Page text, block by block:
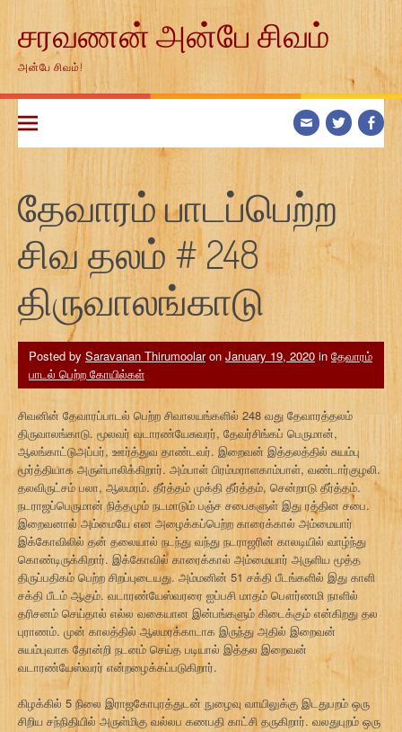
contentசரவணன் அன்பே சிவம்
அன்பே சிவம்!
தேவாரம் பாடப்பெற்ற
சிவ தலம் # 248
திருவாலங்காடு
Posted by Saravanan Thirumoolaron January 19, 2020 in தேவாரம்
பாடல் பெற்ற கோயில்கள்
சிவனின் தேவாரப்பாடல் பெற்ற சிவாலயங்களில் 248 வது தேவாரத்தலம்
திருவாலங்காடு. மூலவர் வடாரண்யேசுவரர், தேவர்சிங்கப் பெருமான்,
ஆலங்காட்டுஅப்பர், ஊர்த்துவ தாண்டவர். இறைவன் இத்தலத்தில் சுயம்பு
மூர்த்தியாக அருள்பாலிக்கிறார். அம்பாள் பிரம்மராளகாம்பாள், வண்டார்குழலி.
தலவிருட்சம் பலா, ஆலமரம். தீர்த்தம் முக்தி தீர்த்தம், சென்றாடு தீர்த்தம்.
நடராஜப்பெருமான் நித்தமும் நடமாடும் பஞ்ச சபைகளுள் இது ரத்தின சபை.
இறைவனால் அம்மையே என அழைக்கப்பெற்ற காரைக்கால் அம்மையார்
இக்கோவிலில் தன் தலையால் நடந்து வந்து நடராஜரின் காலடியில் வாழ்ந்து
கொண்டிருக்கிறார். இக்கோவில் காரைக்கால் அம்மையார் அருளிய மூத்த
திருப்பதிகம் பெற்ற சிறப்புடையது. அம்மனின் 51 சக்தி பீடங்களில் இது காளி
சக்தி பீடம் ஆகும். வடாரண்யேஸ்வரரை ஐப்பசி மாதம் பௌர்ணமி நாளில்
தரிசனம் செய்தால் எல்ல வகையான இன்பங்களும் கிடைக்கும் என்கிறது தல
புராணம். முன் காலத்தில் ஆலமரக்காடாக இருந்து அதில் இறைவன்
சுயம்புவாக தோன்றி நடனம் செய்த படியால் இத்தல இறைவன்
வடாரண்யேஸ்வரர் என்றழைக்கப்படுகிறார்.
கிழக்கில் 5 நிலை இராஜகோபுரத்துடன் நுழைவு வாயிலுக்கு இடதுபறம் ஒரு
சிறிய சந்நிதியில் அருள்மிகு வல்லப கணபதி காட்சி தருகிறார். வலதுபுறம் ஒரு